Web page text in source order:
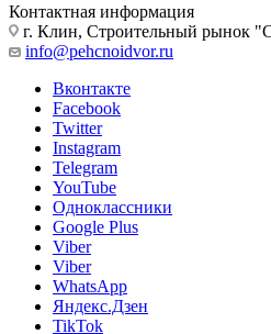
Контактная информация
г. Клин, Строительный рынок
info@pehcnoidvor.ru
Вконтакте
Facebook
Twitter
Instagram
Telegram
YouTube
Одноклассники
Google Plus
Viber
Viber
WhatsApp
Яндекс.Дзен
TikTok